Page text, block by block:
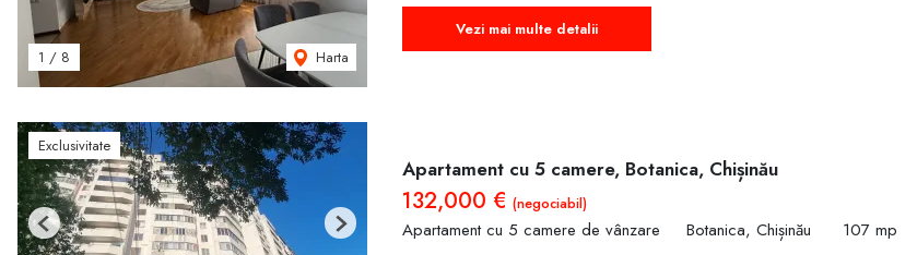
1 / 8 Harta
Vezi mai multe detalii
Exclusivitate
Previous Next
Apartament cu 5 camere, Botanica, Chișinău
132,000 € (negociabil)
Apartament cu 5 camere de vânzare Botanica, Chișinău 107 mp